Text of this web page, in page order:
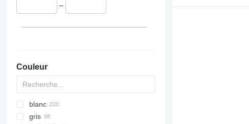
–
Couleur
blanc
gris